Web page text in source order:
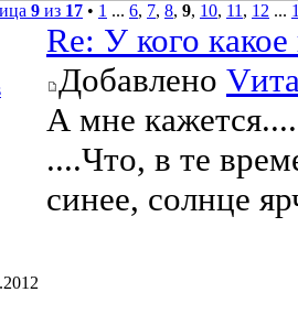
9 из 17 • 1 ... 6, 7, 8, 9, 10, 11, 12 ...
Re: У кого
Добавлено
А мне кажется....
....Что, в те
синее, солнце